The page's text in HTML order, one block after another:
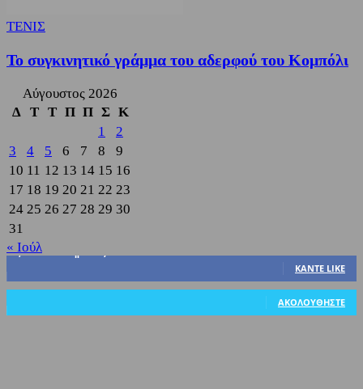
ΤΕΝΙΣ
Το συγκινητικό γράμμα του αδερφού του Κομπόλι
Αύγουστος 2026
Δ
Τ Τ Π Π Σ Κ
1
2
3
4 5 6 7 8
9
10 11 12 13 14 15 16
17 18 19 20 21 22 23
24 25 26 27 28 29 30
31
« Ιούλ
3,822
ΚΆΝΤΕ LIKE
ΑΚΟΛΟΥΘΉΣΤΕ